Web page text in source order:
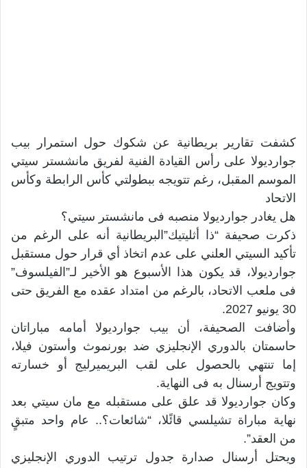
كشفت تقارير بريطانية عن شكوك حول استمرار بيب
جوارديولا على رأس القيادة الفنية لفريق مانشستر سيتي
الموسم المقبل، رغم تتويجه ببطولتي كأس الرابطة وكأس
الاتحاد
هل يغادر جوارديولا منصبه فى مانشستر سيتي؟
ذكرت صحيفة “ذا أثليتيك”البريطانية أنه على الرغم من
تأكيد السيتي العلني على عدم اتخاذ أي قرار حول مستقبل
جوارديولا، قد يكون هذا الأسبوع هو الأخير لـ”الفيلسوف”
فى ملعب الاتحاد، بالرغم من امتداد عقده مع الفريق حتى
30 يونيو 2027.
وأضافت الصحيفة، أن بيب جوارديولا أمامه مباراتان
حاسمتان بالدوري الإنجليزي ضد بورنموث وأستون فيلا،
إما تنتهي بالحصول على لقب البريميرليج أو خسارته
وتتويج أرسنال به فى النهاية.
وكان جوارديولا قد علق على مستقبله مع مان سيتي بعد
نهاية مباراة تشيلسي قائًلا، “شائعات؟.. عام واحد متبقٍ
من العقد”.
ويحتل أرسنال صدارة جدول ترتيب الدوري الإنجليزي